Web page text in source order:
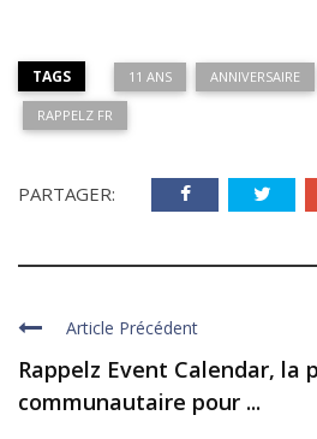
TAGS 11 ANS ANNIVERSAIRE
RAPPELZ FR
PARTAGER:
Article Précédent
Rappelz Event Calendar, la
communautaire pour ...